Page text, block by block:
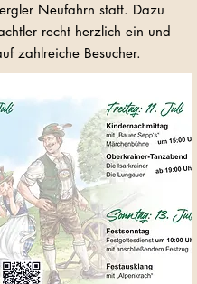
Neufahrn statt. Dazu
recht herzlich ein und
zahlreiche Besucher.